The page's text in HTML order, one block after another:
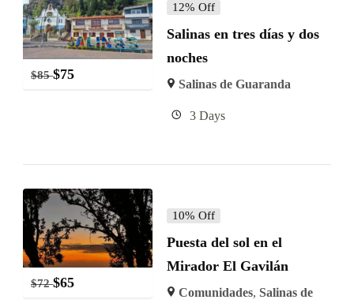
$85 $75
12% Off
Salinas en tres días y dos
noches
Salinas de Guaranda
3 Days
$72 $65
10% Off
Puesta del sol en el
Mirador El Gavilán
Comunidades, Salinas de